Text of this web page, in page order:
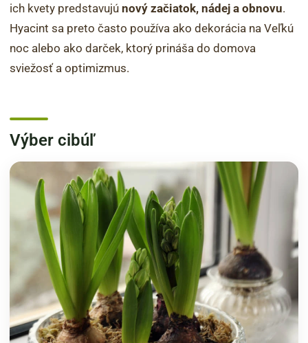
ich kvety predstavujú nový začiatok, nádej a obnovu.
Hyacint sa preto často používa ako dekorácia na Veľkú
noc alebo ako darček, ktorý prináša do domova
sviežosť a optimizmus.
Výber cibúľ